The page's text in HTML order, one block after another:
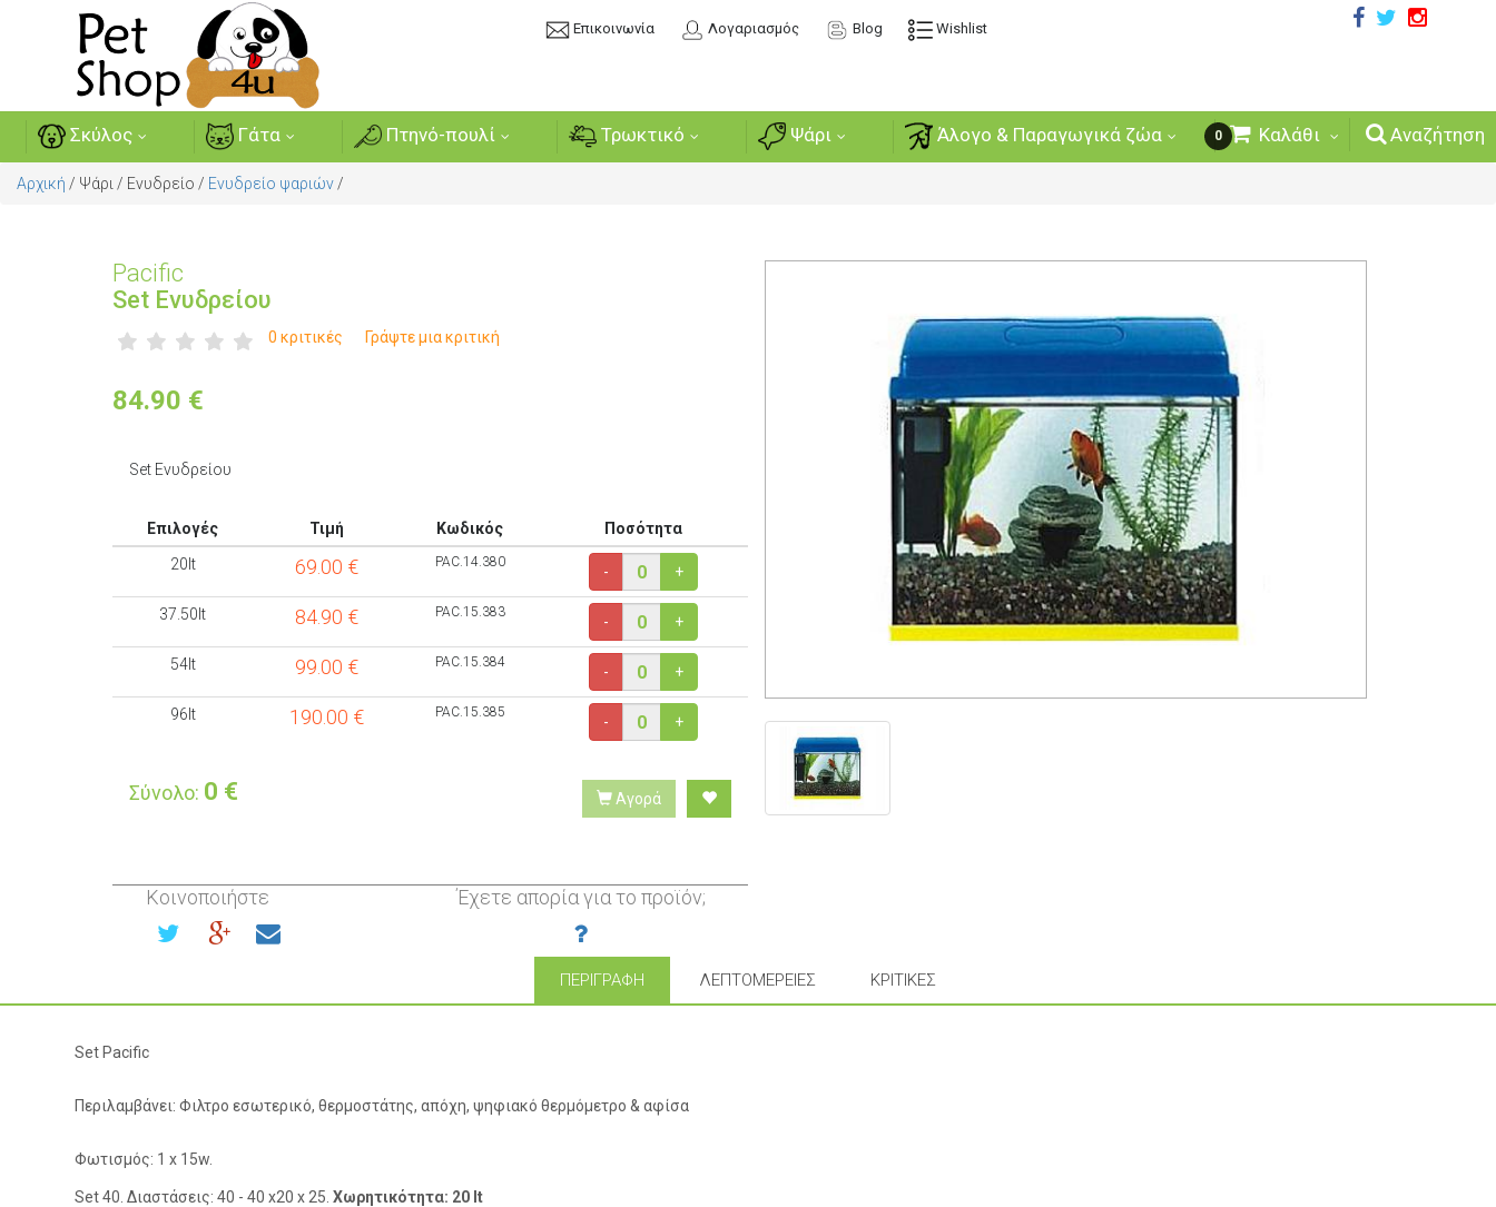
Επικοινωνία Λογαριασμός Blog Wishlist
Σκύλος Γάτα Πτηνό-πουλί Τρωκτικό Ψάρι Άλογο & Παραγωγικά ζώα Αναζήτηση
0 Καλάθι
Αρχική / Ψάρι / Ενυδρείο / Ενυδρείο ψαριών /
Pacific
Set Ενυδρείου
0 κριτικές Γράψτε μια κριτική
84.90 €
Set Ενυδρείου
Επιλογές Τιμή Κωδικός
Ποσότητα
20lt
69.00 € PAC.14.380
- +
37.50lt 84.90 € PAC.15.383
- +
54lt 99.00 € PAC.15.384
- +
96lt 190.00 € PAC.15.385
- +
Σύνολο: 0 € Αγορά
Κοινοποιήστε Έχετε απορία για το προϊόν;
ΠΕΡΙΓΡΑΦΉ ΛΕΠΤΟΜΈΡΕΙΕΣ ΚΡΙΤΙΚΈΣ
Set Pacific
Περιλαμβάνει: Φιλτρο εσωτερικό, θερμοστάτης, απόχη, ψηφιακό θερμόμετρο & αφίσα
Φωτισμός: 1 x 15w.
Set 40. Διαστάσεις: 40 - 40 x20 x 25.Χωρητικότητα: 20 lt